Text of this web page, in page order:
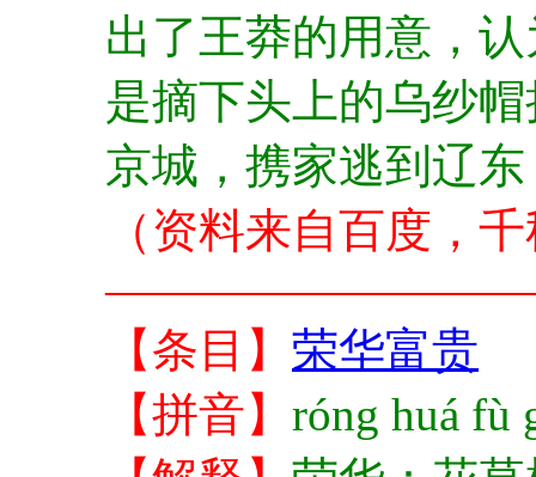
出了王莽的用意，
是摘下头上的乌纱
京城，携家逃到辽
（资料来自百度，
【条目】 荣华富贵
【拼音】 róng huá fù